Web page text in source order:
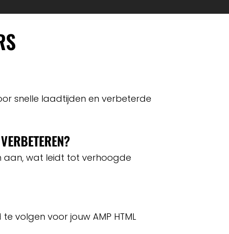
snelle laadtijden en verbeterde
aan, wat leidt tot verhoogde
volgen voor jouw AMP HTML